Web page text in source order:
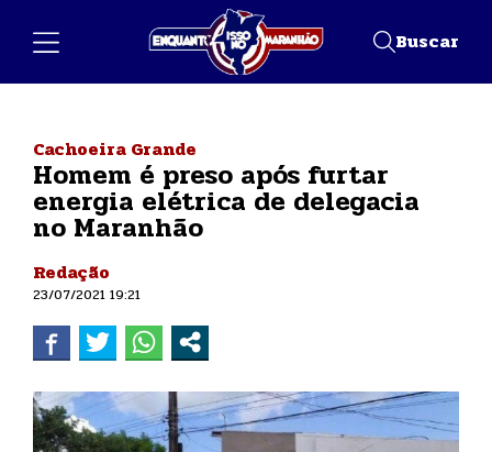
Buscar
Cachoeira Grande
Homem é preso após furtar
energia elétrica de delegacia
no Maranhão
Redação
23/07/2021 19:21